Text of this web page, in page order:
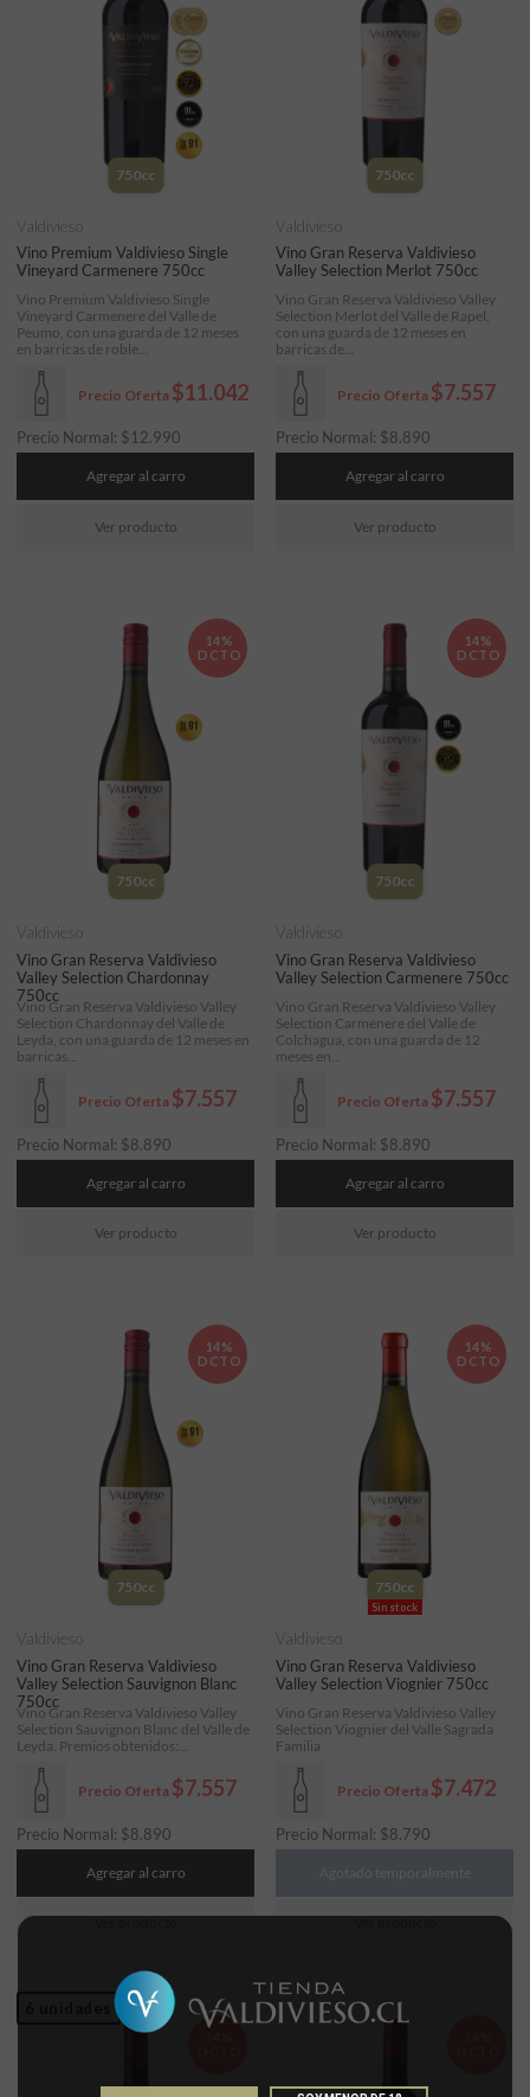
750cc
Vino Premium Valdivieso Single
Vineyard Carmenere 750cc
Precio Oferta $11.042
Precio Normal: $12.990
Valdivieso
Vino Premium Valdivieso Single
Vineyard Carmenere del Valle de
Peumo, con una guarda de 12 meses
en barricas de roble...
Agregar al carro
Ver producto
750cc
Vino Gran Reserva Valdivieso
Valley Selection Merlot 750cc
Precio Oferta $7.557
Precio Normal: $8.890
Valdivieso
Vino Gran Reserva Valdivieso Valley
Selection Merlot del Valle de Rapel,
con una guarda de 12 meses en
barricas de...
Agregar al carro
Ver producto
14%
DCTO
750cc
Vino Gran Reserva Valdivieso
Valley Selection Chardonnay
750cc
Precio Oferta $7.557
Precio Normal: $8.890
Valdivieso
Vino Gran Reserva Valdivieso Valley
Selection Chardonnay del Valle de
Leyda, con una guarda de 12 meses en
barricas...
Agregar al carro
Ver producto
14%
DCTO
750cc
Vino Gran Reserva Valdivieso
Valley Selection Carmenere 750cc
Precio Oferta $7.557
Precio Normal: $8.890
Valdivieso
Vino Gran Reserva Valdivieso Valley
Selection Carmenere del Valle de
Colchagua, con una guarda de 12
meses en...
Agregar al carro
Ver producto
14%
DCTO
750cc
Vino Gran Reserva Valdivieso
Valley Selection Sauvignon Blanc
750cc
Precio Oferta $7.557
Precio Normal: $8.890
Valdivieso
Vino Gran Reserva Valdivieso Valley
Selection Sauvignon Blanc del Valle de
Leyda. Premios obtenidos:...
Agregar al carro
14%
DCTO
750cc
Sin stock
Vino Gran Reserva Valdivieso
Valley Selection Viognier 750cc
Precio Oferta $7.472
Precio Normal: $8.790
Valdivieso
Vino Gran Reserva Valdivieso Valley
Selection Viognier del Valle Sagrada
Familia
Agotado temporalmente